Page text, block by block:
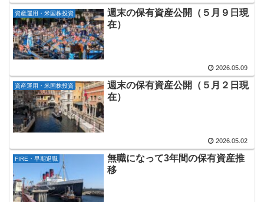
資産運用・米国株投資
週末の保有資産公開（５月９日現
在）
2026.05.09
資産運用・米国株投資
週末の保有資産公開（５月２日現
在）
2026.05.02
FIRE・早期退職
無職になって3年間の保有資産推
移